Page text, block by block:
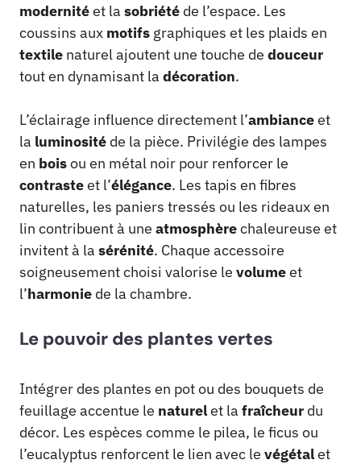
modernitéet la sobriété de l’espace. Les
coussins aux motifs graphiques et les plaids en
textile naturel ajoutent une touche de douceur
tout en dynamisant la décoration.
L’éclairage influence directement l’ambianceet
la luminosité de la pièce. Privilégie des lampes
en boisou en métal noir pour renforcer le
contrasteet l’élégance. Les tapis en fibres
naturelles, les paniers tressés ou les rideaux en
lin contribuent à une atmosphèrechaleureuse et
invitent à la sérénité. Chaque accessoire
soigneusement choisi valorise le volumeet
l’harmonie de la chambre.
Le pouvoir des plantes vertes
Intégrer des plantes en pot ou des bouquets de
feuillage accentue le naturelet la fraîcheur du
décor. Les espèces comme le pilea, le ficus ou
l’eucalyptus renforcent le lien avec le végétalet